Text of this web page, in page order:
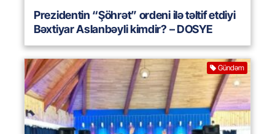
Prezidentin “Şöhrət” ordeni ilə təltif etdiyi
Bəxtiyar Aslanbəyli kimdir? – DOSYE
Gündəm